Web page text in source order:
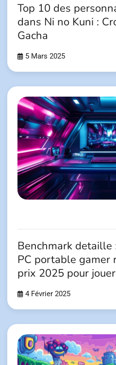
Top 10 des
dans Ni no Kuni :
Gacha
5 Mars 2025
Benchmark
PC portable gamer
prix 2025 pour
4 Février 2025